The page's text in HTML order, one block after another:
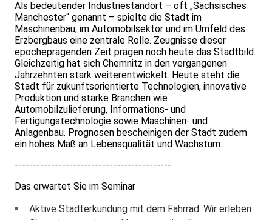
Als bedeutender Industriestandort – oft „Sächsisches
Manchester“ genannt – spielte die Stadt im
Maschinenbau, im Automobilsektor und im Umfeld des
Erzbergbaus eine zentrale Rolle. Zeugnisse dieser
epocheprägenden Zeit prägen noch heute das Stadtbild.
Gleichzeitig hat sich Chemnitz in den vergangenen
Jahrzehnten stark weiterentwickelt. Heute steht die
Stadt für zukunftsorientierte Technologien, innovative
Produktion und starke Branchen wie
Automobilzulieferung, Informations- und
Fertigungstechnologie sowie Maschinen- und
Anlagenbau. Prognosen bescheinigen der Stadt zudem
ein hohes Maß an Lebensqualität und Wachstum.
-------------------------------------------
Das erwartet Sie im Seminar
Aktive Stadterkundung mit dem Fahrrad: Wir erleben